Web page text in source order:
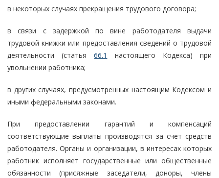
в некоторых случаях прекращения трудового договора;
в связи с задержкой по вине работодателя выдачи
трудовой книжки или предоставления сведений о трудовой
деятельности (статья66.1
настоящего Кодекса) при
увольнении работника;
в других случаях, предусмотренных настоящим Кодексом и
иными федеральными законами.
При предоставлении гарантий и компенсаций
соответствующие выплаты производятся за счет средств
работодателя. Органы и организации, в интересах которых
работник исполняет государственные или общественные
обязанности (присяжные заседатели, доноры, члены